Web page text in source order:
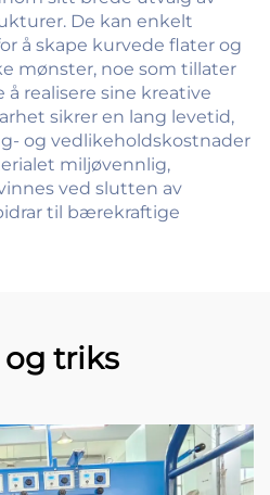
De kan enkelt
å skape kurvede flater og
mønster, noe som tillater
realisere sine kreative
sikrer en lang levetid,
og vedlikeholdskostnader
miljøvennlig,
ved slutten av
til bærekraftige
og triks